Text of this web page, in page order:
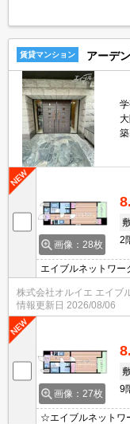
賃貸マンション アーデ
画像：28枚
2
エイブルネットワー
合わせをさせていた
お迎えサービスも実
島店」０１２０－０
株式会社オルイエ エイブ
情報更新日 2026/08/06
画像：27枚
9
☆エイブルネットワ